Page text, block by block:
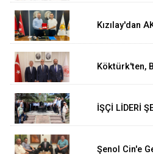
Kızılay'dan
Köktürk'ten,
İŞÇİ LİDERİ
Şenol Cin'e